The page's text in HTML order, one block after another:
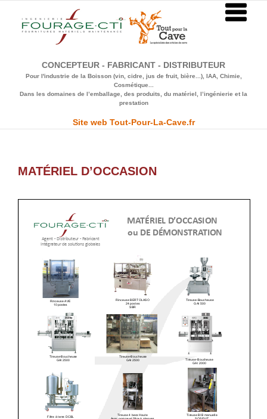
contenu
CONCEPTEUR - FABRICANT - DISTRIBUTEUR
Pour l'industrie de la Boisson (vin, cidre, jus de fruit, bière...), IAA, Chimie,
Cosmétique...
Dans les domaines de l’emballage, des produits, du matériel, l’ingénierie et la
prestation
Site web Tout-Pour-La-Cave.fr
MATÉRIEL D’OCCASION